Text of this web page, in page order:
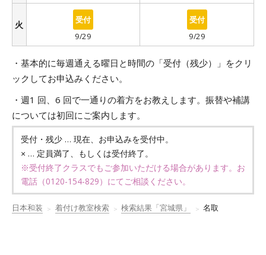
火 ○
9/29
○
9/29
・基本的に毎週通える曜日と時間の「受付（残少）」をクリ
ックしてお申込みください。
・週1 回、6 回で一通りの着方をお教えします。振替や補講
については初回にご案内します。
受付・残少 … 現在、お申込みを受付中。
× … 定員満了、もしくは受付終了。
※受付終了クラスでもご参加いただける場合があります。お
電話（0120-154-829）にてご相談ください。
日本和装 着付け教室検索 検索結果「宮城県」 名取